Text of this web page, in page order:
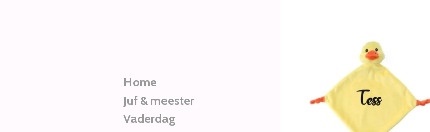
Home
Juf & meester
Vaderdag